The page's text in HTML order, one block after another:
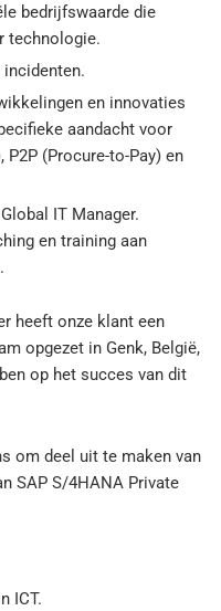
bedrijfswaarde die
technologie.
incidenten.
en innovaties
aandacht voor
(Procure-to-Pay) en
IT Manager.
en training aan
heeft onze klant een
opgezet in Genk, België,
op het succes van dit
om deel uit te maken van
SAP S/4HANA Private
ICT.